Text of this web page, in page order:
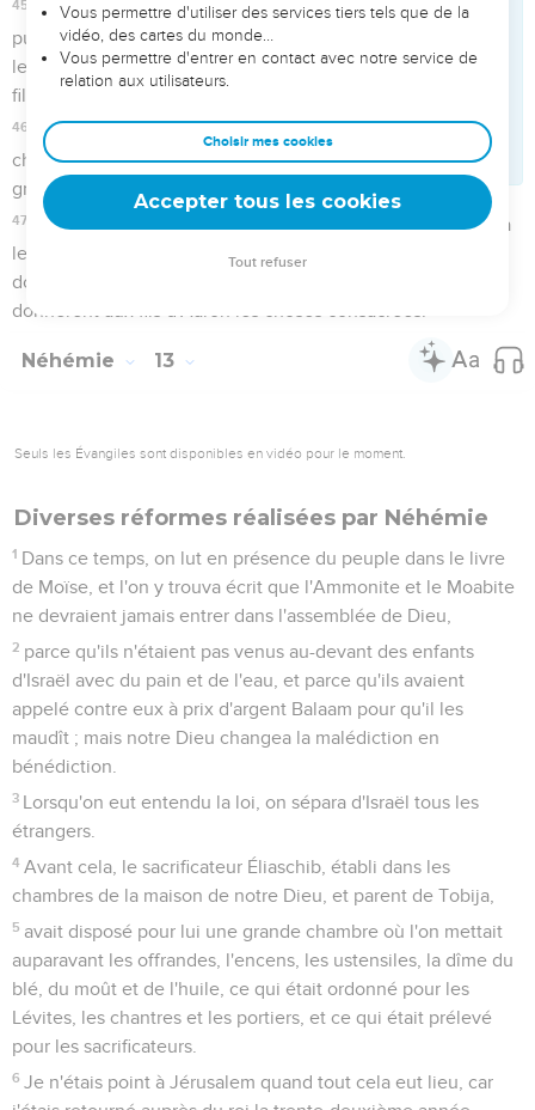
Le livre doit son nom à l’héroïne du récit. L’histoire se passe
à Suse, en Perse, sous le règne de Xerxès I (486 à 465 av.
J.-C.). Elle s’insère donc entre le retour du premier (537) et
du deuxième (458 av. J.-C.) contingent des exilés à
Jérusalem (Esd 1.1,11 ; 7.8-9). Elle débute la troisième année
du règne de Xerxès, en 483 (1.3), par le renvoi de
Juive, qui devient impératrice à sa place fin 479 ou début
478 avant Jésus-Christ (2.16-18). Ce long intervalle
s’explique par la campagne de l’empereur contre la Grèce,
qui s’est soldée par sa cuisante défaite de Salamine.
Le but de l’auteur du livre, un Juif qui devait habiter en
Perse, est de rappeler les circonstances de l’institution de la
fête des Pourim et de souligner son importance (9.20-32).
Cette fête célbre le salut miraculeux des Juifs qui, grâce à
Esther, soutenue par son cousin Mardochée, ont échappé
au génocide organisé par Haman, premier ministre de